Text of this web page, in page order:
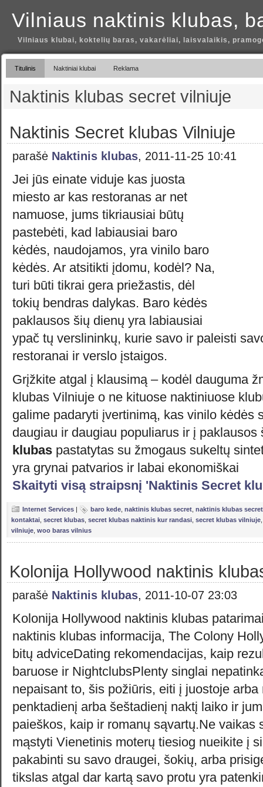
Vilniaus naktinis klubas,
Vilniaus klubai, koktelių baras, vakarėliai, laisvalaikis,
Titulinis Naktiniai klubai Reklama
Naktinis klubas secret vilniuje
Naktinis Secret klubas Vilniuje
parašė Naktinis klubas, 2011-11-25 10:41
Jei jūs einate viduje kas juosta
miesto ar kas restoranas ar net
namuose, jums tikriausiai būtų
pastebėti, kad labiausiai baro
kėdės, naudojamos, yra vinilo baro
kėdės. Ar atsitikti įdomu, kodėl? Na,
turi būti tikrai gera priežastis, dėl
tokių bendras dalykas. Baro kėdės
paklausos šių dienų yra labiausiai
ypač tų verslininkų, kurie savo ir paleisti
restoranai ir verslo įstaigos.
Grįžkite atgal į klausimą – kodėl dauguma
klubas Vilniuje o ne kituose naktiniuose
galime padaryti įvertinimą, kas vinilo kėdės
daugiau ir daugiau populiarus ir į
klubas pastatytas su žmogaus sukeltų
yra grynai patvarios ir labai ekonomiškai
Skaityti visą straipsnį 'Naktinis Secret
Internet Services | baro kede naktinis klubas secret naktinis klubas
kontaktai secret klubas secret klubas naktinis kur randasi secret klubas vilniuje
vilniuje woo baras vilnius
Kolonija Hollywood naktinis
parašė Naktinis klubas, 2011-10-07 23:03
Kolonija Hollywood naktinis klubas
naktinis klubas informacija, The Colony
bitų adviceDating rekomendacijas, kaip
baruose ir NightclubsPlenty singlai
nepaisant to, šis požiūris, eiti į juostoje
penktadienį arba šeštadienį naktį laiko ir
paieškos, kaip ir romanų sąvartų.Ne vaikas
mąstyti Vienetinis moterų tiesiog nueikite į
pakabinti su savo draugei, šokių, arba
tikslas atgal dar kartą savo protu yra